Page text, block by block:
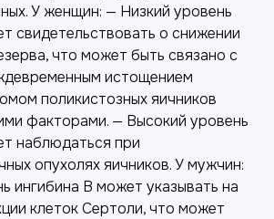
У женщин: — Низкий уровень
свидетельствовать о снижении
что может быть связано с
истощением
поликистозных яичников
факторами. — Высокий уровень
наблюдаться при
опухолях яичников. У мужчин:
ингибина B может указывать на
клеток Сертоли, что может